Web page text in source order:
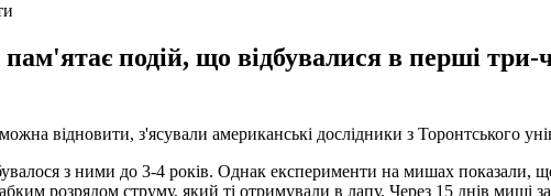
подій, що відбувалися в перші
відновити, з'ясували американські дослідники з Торонтського
з ними до 3-4 років. Однак експерименти на мишах показали,
розрядом струму, який ті отримували в лапу. Через 15 днів миші